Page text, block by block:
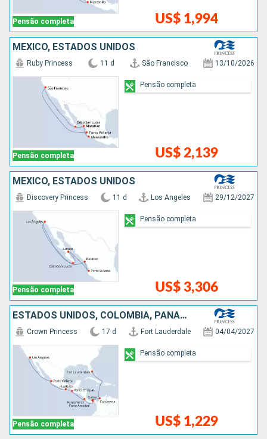
Pensão completa US$ 1,994
MÉXICO, ESTADOS UNIDOS
Pensão completa
Ruby Princess 11 d São Francisco 13/10/2026
US$ 2,139
Pensão completa
MÉXICO, ESTADOS UNIDOS
Pensão completa
Discovery Princess 11 d Los Angeles 29/12/2027
US$ 3,306
Pensão completa
ESTADOS UNIDOS, COLOMBIA, PANAMÁ, COSTA RICA, MÉXICO
Pensão completa
Crown Princess 17 d Fort Lauderdale 04/04/2027
US$ 1,229
Pensão completa